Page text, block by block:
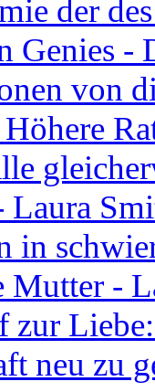
der
Genies -
von
Laura
in
Mutter -
zur
neu zu